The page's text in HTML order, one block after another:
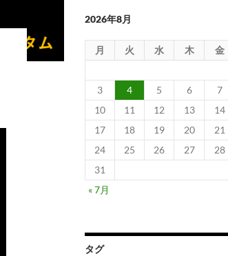
2026年8月
月 火 水 木 金
3
4 5 6 7
10
11 12 13 14
17
18 19 20 21
24
25 26 27 28
31
« 7月
タグ